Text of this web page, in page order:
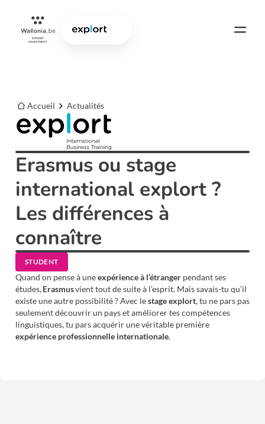
Accueil Actualités
Erasmus ou stage
international explort ?
Les différences à
connaître
STUDENT
Quand on pense à uneexpérience à l’étrangerpendant ses
études,Erasmusvient tout de suite à l’esprit. Mais savais-tu qu’il
existe une autre possibilité ? Avec lestage explort, tu ne pars pas
seulement découvrir un pays et améliorer tes compétences
linguistiques, tu pars acquérir une véritable première
expérience professionnelle internationale.